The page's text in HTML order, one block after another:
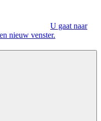
U gaat naar
nieuw venster.